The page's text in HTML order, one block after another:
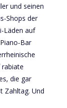
und seinen
Shops der
Läden auf
Bar
rabiate
die gar
Zahltag. Und